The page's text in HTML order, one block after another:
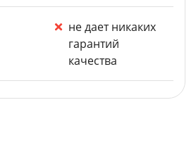
не дает никаких
гарантий
качества